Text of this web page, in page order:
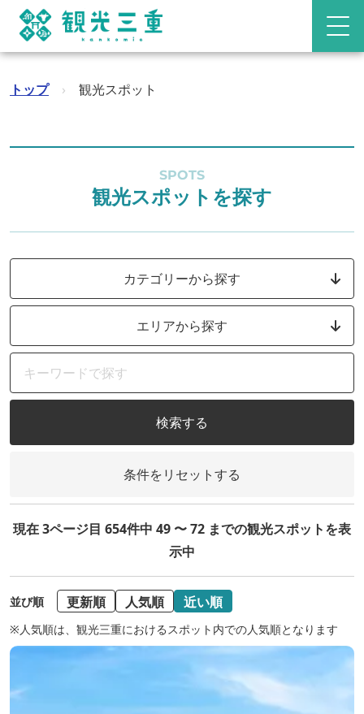
トップ › 観光スポット
SPOTS
観光スポットを探す
カテゴリーから探す
エリアから探す
検索する
条件をリセットする
現在 3ページ目 654件中 49 〜 72 までの観光スポットを表
示中
並び順 更新順 人気順 近い順
※人気順は、観光三重におけるスポット内での人気順となります